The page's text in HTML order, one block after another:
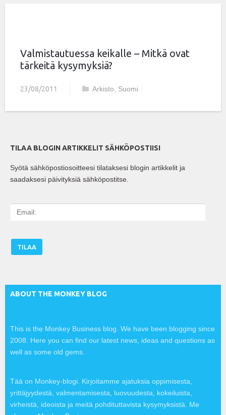
Valmistautuessa keikalle – Mitkä ovat
tärkeitä kysymyksiä?
23/08/2011 Arkisto Suomi
TILAA BLOGIN ARTIKKELIT SÄHKÖPOSTIISI
Syötä sähköpostiosoitteesi tilataksesi blogin artikkelit ja
saadaksesi päivityksiä sähköpostitse.
l
ABOUT THE MONKEY BLOG
This is the Monkey Business blog. We have been blogging since
2008. Here you can find our latest news, ideas and questions as
well as some old gems.
Tää on Monkey-blogi. Kirjoitamme ajatuksia oppimisesta,
yrittäjyydestä, valmentamisesta, luovuudesta, kokeiluista,
virheistä, ideoista ja meitä pohdituttavista kysymyksistä. Me